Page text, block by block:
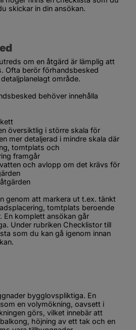
skickar in din ansökan.
om en åtgärd är lämplig att
Ofta berör förhandsbesked
område.
behöver innehålla
översiktlig i större skala för
mer detaljerad i mindre skala där
tomtplats och
framgår
och avlopp om det krävs för
genom att markera ut t.ex. tänkt
tomtplats beroende
En komplett ansökan går
Under rubriken Checklistor till
som du kan gå igenom innan
bygglovspliktiga. En
en volymökning, oavsett i
görs, vilket innebär att
höjning av ett tak och en